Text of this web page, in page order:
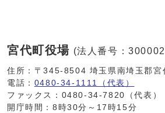
宮代町役場 (法人番号：
住所：〒345-8504 埼玉県南埼玉郡
電話： 0480-34-1111（代表）
ファックス：0480-34-7820（代表）
開庁時間：8時30分～17時15分